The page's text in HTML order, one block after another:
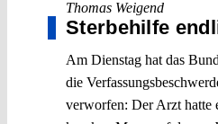
Thomas Weigend
Sterbehilfe
Am Dienstag hat das
die
verworfen: Der Arzt hatte